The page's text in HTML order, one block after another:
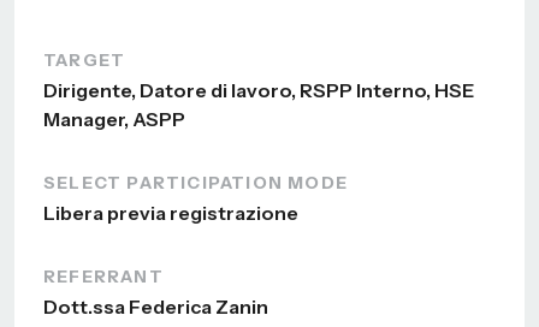
TARGET
Dirigente, Datore di lavoro, RSPP Interno, HSE
Manager, ASPP
SELECT PARTICIPATION MODE
Libera previa registrazione
REFERRANT
Dott.ssa Federica Zanin